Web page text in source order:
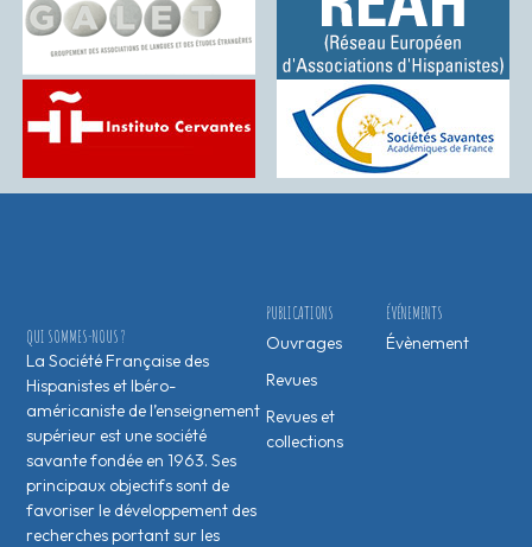
ÉVÉNEMENTS
Évènement
PUBLICATIONS
Ouvrages
Revues
Revues et
collections
QUI SOMMES-NOUS ?
La Société Française des
Hispanistes et Ibéro-
américaniste de l’enseignement
supérieur est une société
savante fondée en 1963. Ses
principaux objectifs sont de
favoriser le développement des
recherches portant sur les